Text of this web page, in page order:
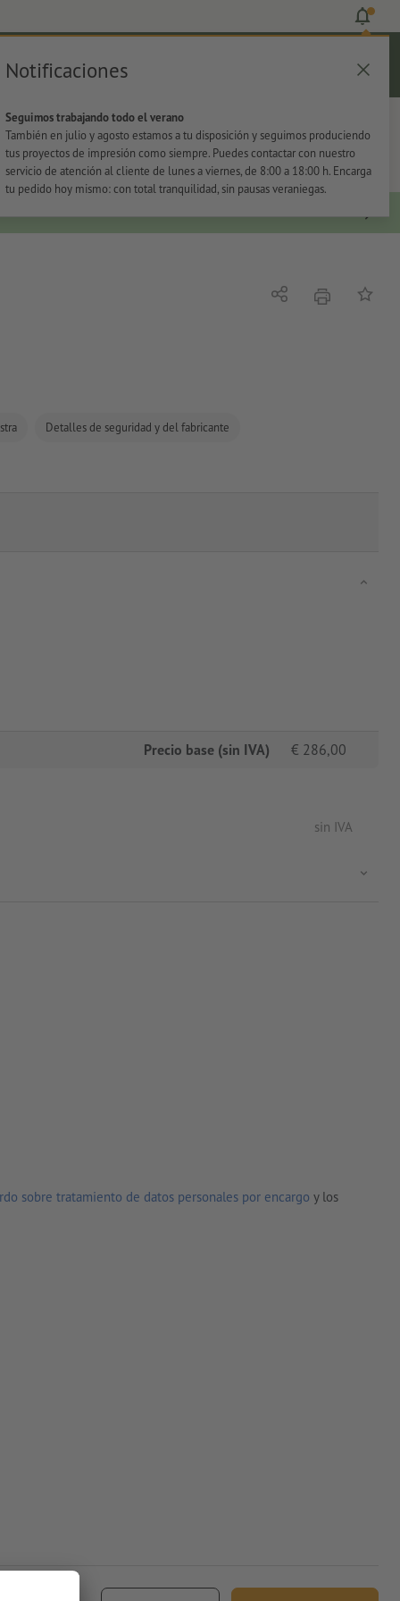
Notificaciones
Seguimos trabajando todo el verano
También en julio y agosto estamos a tu disposición y seguimos produciendo
tus proyectos de impresión como siempre. Puedes contactar con nuestro
servicio de atención al cliente de lunes a viernes, de 8:00 a 18:00 h. Encarga
tu pedido hoy mismo: con total tranquilidad, sin pausas veraniegas.
Cesta
Oficina Adhesivos
Detalles de seguridad y del fabricante
CompartirimprimirAñadir
Precio base (sin IVA) € 286,00
sin IVA
sobre tratamiento de datos personales por encargo y los